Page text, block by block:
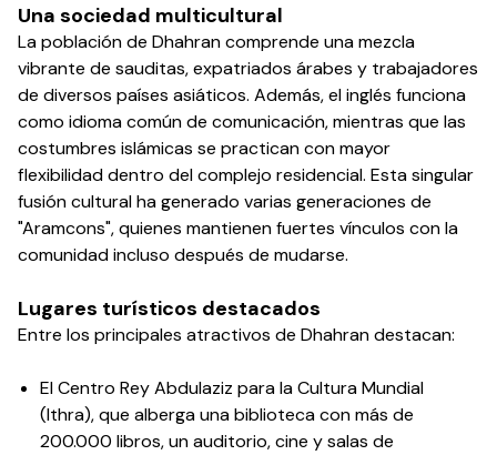
Una sociedad multicultural
La población de Dhahran comprende una mezcla
vibrante de sauditas, expatriados árabes y trabajadores
de diversos países asiáticos. Además, el inglés funciona
como idioma común de comunicación, mientras que las
costumbres islámicas se practican con mayor
flexibilidad dentro del complejo residencial. Esta singular
fusión cultural ha generado varias generaciones de
"Aramcons", quienes mantienen fuertes vínculos con la
comunidad incluso después de mudarse.
Lugares turísticos destacados
Entre los principales atractivos de Dhahran destacan:
El Centro Rey Abdulaziz para la Cultura Mundial
(Ithra), que alberga una biblioteca con más de
200.000 libros, un auditorio, cine y salas de